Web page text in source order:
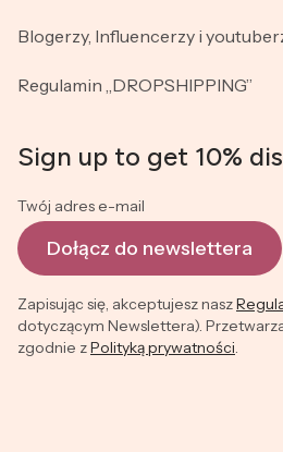
Blogerzy, Influencerzy i
Regulamin „DROPSHIPPING”
Sign up to get 10%
Twój adres e-mail
Dołącz do newslettera
Zapisując się, akceptujesz nasz
dotyczącym Newslettera).
zgodnie zPolityką prywatności.